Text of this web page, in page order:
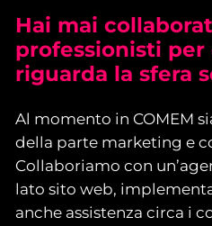
Hai mai
professionisti per
riguarda la sfera
Al momento in COMEM
della parte marketing e
Collaboriamo con
lato sito web,
anche assistenza circa i